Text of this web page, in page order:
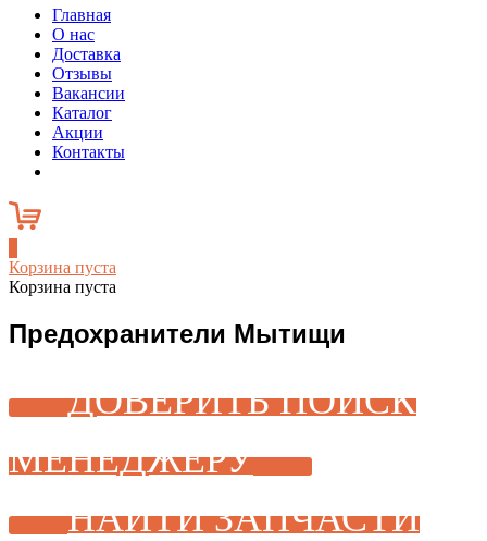
Главная
О нас
Доставка
Отзывы
Вакансии
Каталог
Акции
Контакты
Корзина пуста
Корзина пуста
Предохранители Мытищи
ДОВЕРИТЬ ПОИСК
МЕНЕДЖЕРУ
НАЙТИ ЗАПЧАСТИ